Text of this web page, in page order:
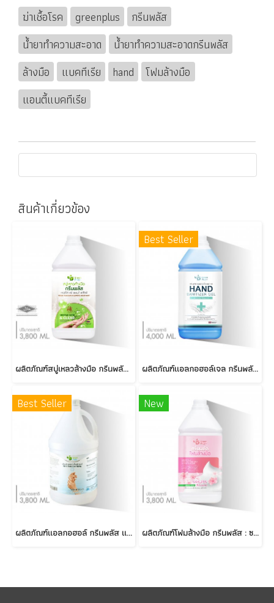
ฆ่าเชื้อโรค greenplus
กรีนพลัส
น้ำยาทำความสะอาด
น้ำยาทำความสะอาดกรีนพลัส
ล้างมือ
แบคทีเรีย hand
โฟมล้างมือ
แอนตี้แบคทีเรีย
สินค้าเกี่ยวข้อง
ผลิตภัณฑ์สบู่เหลวล้างมือ กรีนพลัส GENTLE CARE & CLEAR
Best Seller
ผลิตภัณฑ์แอลกอฮอล์เจล กรีนพลัส แฮนด์ ซานิไทเซอร์ เจล
Best Seller
ผลิตภัณฑ์แอลกอฮอล์ กรีนพลัส แฮนด์ ซานิไทเซอร์
New
ผลิตภัณฑ์โฟมล้างมือ กรีนพลัส : ซากุระ บลอสซั่ม